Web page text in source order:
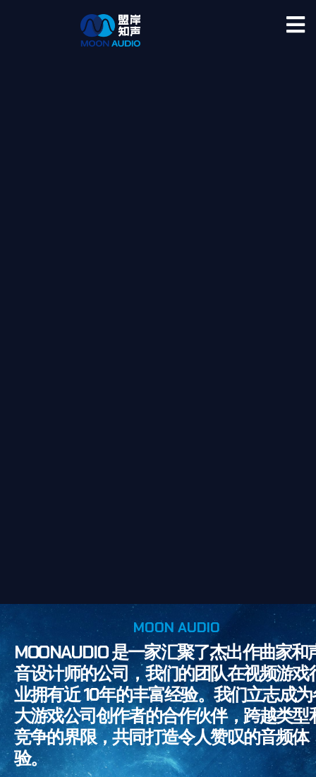
超越界限 聆听未来
MOON AUDIO
MOONAUDIO 是一家汇聚了杰出作曲家和
音设计师的公司，我们的团队在视频游戏
业拥有近 10年的丰富经验。我们立志成
大游戏公司创作者的合作伙伴，跨越类型
竞争的界限，共同打造令人赞叹的音频体
验。